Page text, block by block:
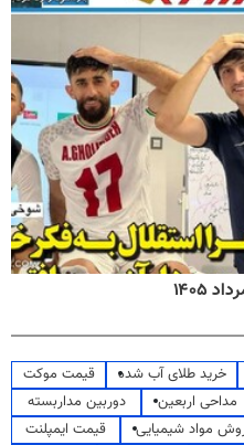
خرید طلای آب شده
قیمت موکت
مداحی اربعین
دوربین مداربسته
مواد شیمیایی
قیمت ایمپلنت